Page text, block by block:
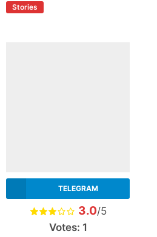
Stories
TELEGRAM
3.0/5
Votes: 1